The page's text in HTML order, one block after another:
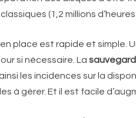
(1,2 millions
en place est rapide et simple.
si nécessaire. La
les incidences sur la
à gérer. Et il est facile